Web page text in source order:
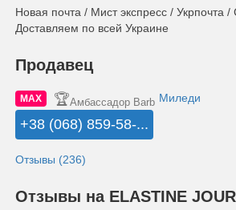
Новая почта / Мист экспресс / Укрпочта
Доставляем по всей Украине
Продавец
MAX 🏆Амбассадор Barb Миледи
+38 (068) 859-58-...
Отзывы (236)
Отзывы на ELASTINE JOUR